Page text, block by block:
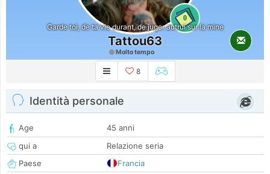
0
Garde toi, de ta vie durant, de juger autrui sur la mine
Tattou63
Molto tempo
8
Identità personale
Age
45 anni
qui a
Relazione seria
Paese
Francia